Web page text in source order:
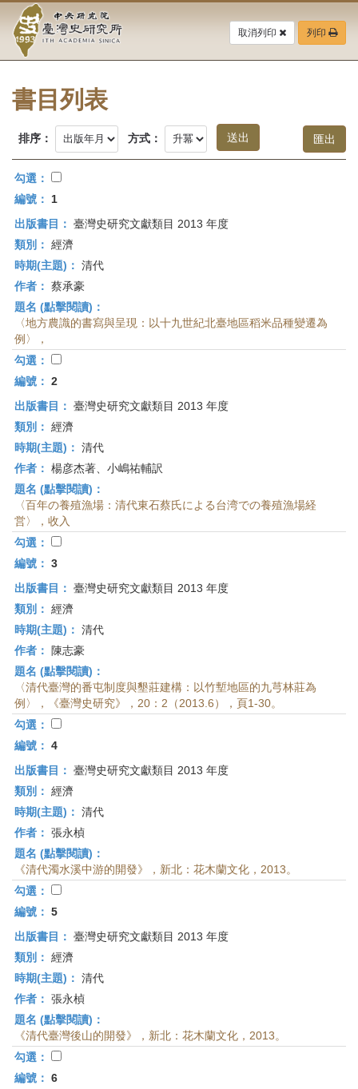
要
中
央
研
究
院-
臺
灣
史
研
究
所-
首
頁
取消列印 列印
書目列表
排序： 方式：
勾選：
編號：
1
出版書目： 臺灣史研究文獻類目 2013 年度
類別： 經濟
時期(主題)： 清代
作者： 蔡承豪
題名 (點擊閱讀)：
〈地方農識的書寫與呈現：以十九世紀北臺地區稻米品種變遷為
例〉，
勾選：
編號： 2
出版書目： 臺灣史研究文獻類目 2013 年度
類別： 經濟
時期(主題)： 清代
作者： 楊彦杰著、小嶋祐輔訳
題名 (點擊閱讀)：
〈百年の養殖漁場：清代東石蔡氏による台湾での養殖漁場経
営〉，收入
勾選：
編號： 3
出版書目： 臺灣史研究文獻類目 2013 年度
類別： 經濟
時期(主題)： 清代
作者：
陳志豪
題名 (點擊閱讀)：
〈清代臺灣的番屯制度與墾莊建構：以竹塹地區的九芎林莊為
例〉，《臺灣史研究》，20：2（2013.6），頁1-30。
勾選：
編號： 4
出版書目： 臺灣史研究文獻類目 2013 年度
類別： 經濟
時期(主題)： 清代
作者： 張永楨
題名 (點擊閱讀)：
《清代濁水溪中游的開發》，新北：花木蘭文化，2013。
勾選：
編號： 5
出版書目： 臺灣史研究文獻類目 2013 年度
類別： 經濟
時期(主題)： 清代
作者： 張永楨
題名 (點擊閱讀)：
《清代臺灣後山的開發》，新北：花木蘭文化，2013。
勾選：
編號： 6